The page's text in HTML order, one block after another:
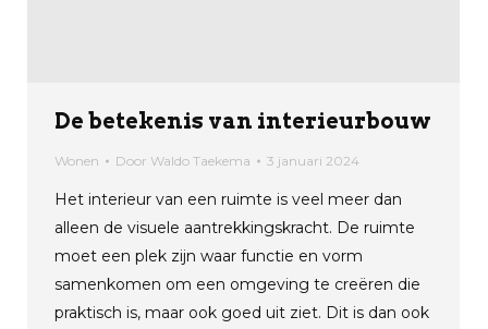
De betekenis van interieurbouw
Wonen Door Waldo Taekema 3 januari 2024
Het interieur van een ruimte is veel meer dan
alleen de visuele aantrekkingskracht. De ruimte
moet een plek zijn waar functie en vorm
samenkomen om een omgeving te creëren die
praktisch is, maar ook goed uit ziet. Dit is dan ook